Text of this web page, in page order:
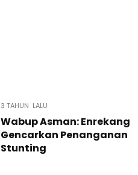
3 TAHUN LALU
Wabup Asman: Enrekang
Gencarkan Penanganan
Stunting